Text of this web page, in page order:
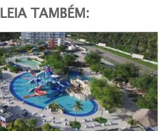
LEIA TAMBÉM: